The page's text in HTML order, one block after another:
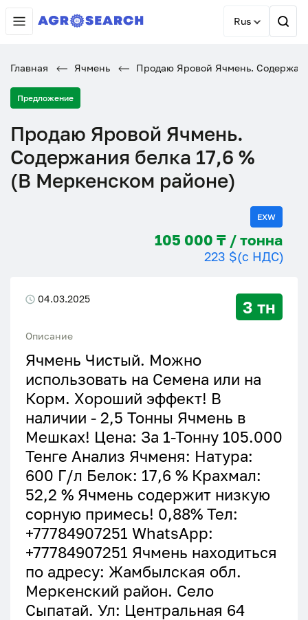
Rus
Главная Ячмень Продаю Яровой Ячмень.
Предложение
Продаю Яровой Ячмень.
Содержания белка 17,6 %
(В Меркенском районе)
EXW
105 000 ₸ / тонна
223 $(с НДС)
04.03.2025 3 тн
Описание
Ячмень Чистый. Можно
использовать на Семена или на
Корм. Хороший эффект! В
наличии - 2,5 Тонны Ячмень в
Мешках! Цена: За 1-Тонну 105.000
Тенге Анализ Ячменя: Натура:
600 Г/л Белок: 17,6 % Крахмал:
52,2 % Ячмень содержит низкую
сорную примесь! 0,88% Тел:
+77784907251 WhatsApp:
+77784907251 Ячмень находиться
по адресу: Жамбылская обл.
Меркенский район. Село
Сыпатай. Ул: Центральная 64